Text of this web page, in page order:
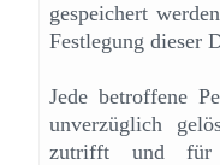
gespeichert
Festlegung dieser
Jede betroffene
unverzüglich
zutrifft und für